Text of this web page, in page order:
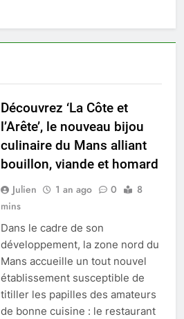
Découvrez ‘La Côte et
l’Arête’, le nouveau bijou
culinaire du Mans alliant
bouillon, viande et homard
Julien 1 an ago 0
8
mins
Dans le cadre de son
développement, la zone nord du
Mans accueille un tout nouvel
établissement susceptible de
titiller les papilles des amateurs
de bonne cuisine : le restaurant